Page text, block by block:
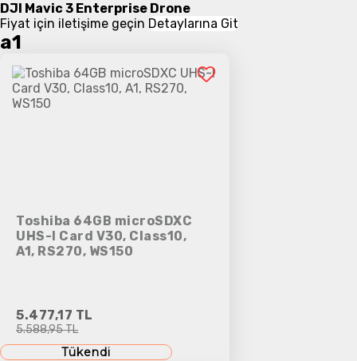
DJI Mavic 3 Enterprise Drone
Fiyat için iletişime geçin Detaylarına Git
a1
Toshiba 64GB microSDXC
UHS-I Card V30, Class10,
A1, RS270, WS150
5.477,17 TL
5.588,95 TL
Tükendi